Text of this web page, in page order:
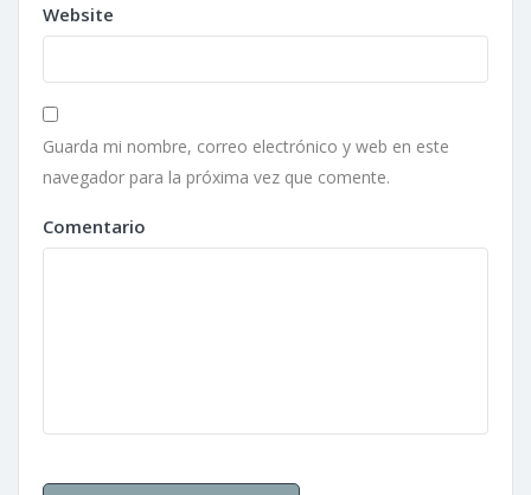
Website
Guarda mi nombre, correo electrónico y web en este
navegador para la próxima vez que comente.
Comentario